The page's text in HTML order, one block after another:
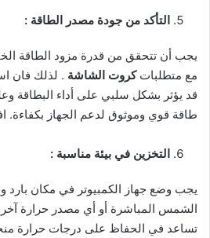
التأكد من جودة مصدر الطاقة :
يجب أن تتحقق من قدرة مزود الطاقة
مع متطلباتكروت الشاشة . لذلك فان
قد يؤثر بشكل سلبي على أداء البطاقة
طاقة قوي وموثوق لدعم الجهاز بكفاءة.
التخزين في بيئة مناسبة :
يجب وضع جهاز الكمبيوتر في مكان بارد
الشمس المباشرة أو أي مصدر حرارة
تساعد في الحفاظ على درجات حرارة